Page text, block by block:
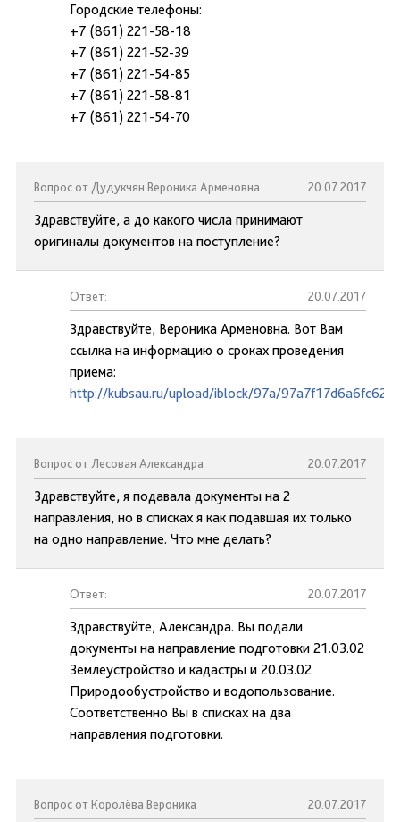
Городские телефоны:
+7 (861) 221-58-18
+7 (861) 221-52-39
+7 (861) 221-54-85
+7 (861) 221-58-81
+7 (861) 221-54-70
Вопрос от Дудукчян Вероника Арменовна 20.07.2017
Здравствуйте, а до какого числа принимают
оригиналы документов на поступление?
Ответ: 20.07.2017
Здравствуйте, Вероника Арменовна. Вот Вам
ссылка на информацию о сроках проведения
приема:
http://kubsau.ru/upload/iblock/97a/
Вопрос от Лесовая Александра 20.07.2017
Здравствуйте, я подавала документы на 2
направления, но в списках я как подавшая их только
на одно направление. Что мне делать?
Ответ: 20.07.2017
Здравствуйте, Александра. Вы подали
документы на направление подготовки 21.03.02
Землеустройство и кадастры и 20.03.02
Природообустройство и водопользование.
Соответственно Вы в списках на два
направления подготовки.
Вопрос от Королёва Вероника 20.07.2017